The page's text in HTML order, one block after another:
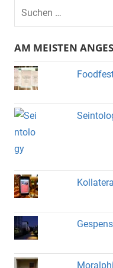
Suchen
AM MEISTEN